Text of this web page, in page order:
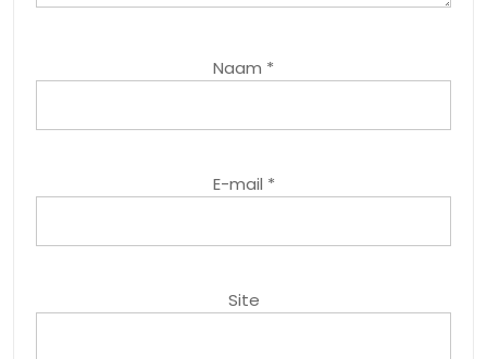
Naam *
E-mail *
Site